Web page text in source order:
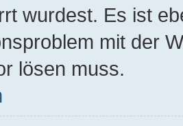
wurdest. Es ist
mit der
lösen muss.